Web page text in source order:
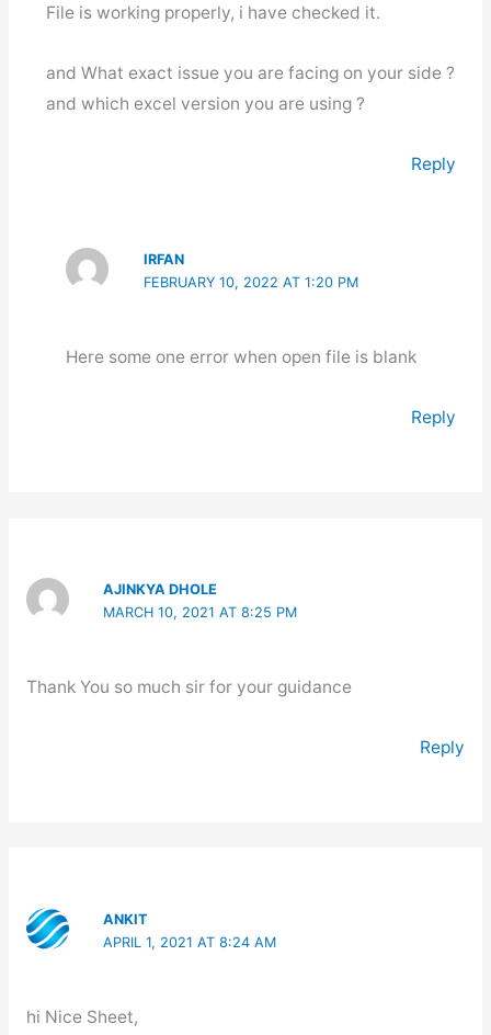
File is working properly, i have checked it.
and What exact issue you are facing on your side ?
and which excel version you are using ?
Reply
IRFAN
FEBRUARY 10, 2022 AT 1:20 PM
Here some one error when open file is blank
Reply
AJINKYA DHOLE
MARCH 10, 2021 AT 8:25 PM
Thank You so much sir for your guidance
Reply
ANKIT
APRIL 1, 2021 AT 8:24 AM
hi Nice Sheet,